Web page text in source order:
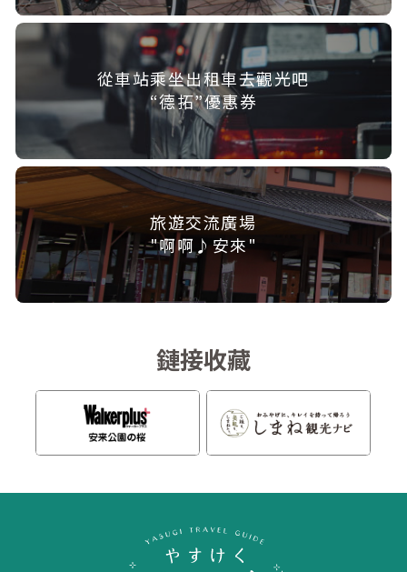
從車站乘坐出租車去觀光吧
“德拓”優惠券
旅遊交流廣場
"啊啊♪安來"
鏈接收藏